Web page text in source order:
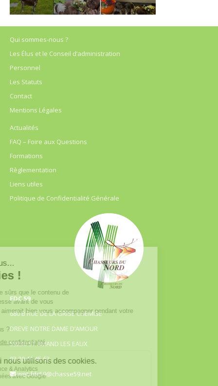
Qui sommes-nous ?
Les Élus et le Conseil d’administration
Personnel
Les Statuts
Contact
Mentions Légales
Actualités
FAQ – Foire aux Questions
Formations
Règlementation
Liens utiles
Politique de Confidentialité Générale
FDC 59
680 B RUE DE LA GRISE CHEMISE
DREVE NOTRE DAME D’AMOUR
59230 ST AMAND LES EAUX
03.20.41.45.63
webfdc59@chasse59.net